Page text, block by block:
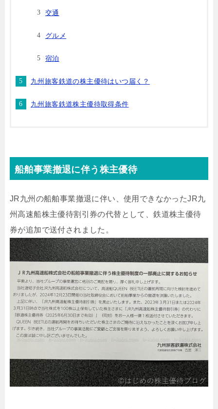
交通
グルメ
宿泊
九州旅客鉄道の株主優待はいつ届く？
九州旅客鉄道株主優待取得条件
船舶事業撤退に伴う株主優待
JR九州の船舶事業撤退に伴い、使用できなかったJR九
州高速船株主優待割引券の代替として、鉄道株主優待
券が追加で送付されました。